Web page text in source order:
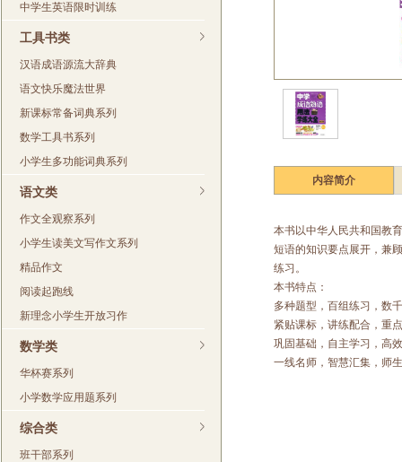
中学生英语限时训练
工具书类
汉语成语源流大辞典
语文快乐魔法世界
新课标常备词典系列
数学工具书系列
小学生多功能词典系列
语文类
作文全观察系列
小学生读美文写作文系列
精品作文
阅读起跑线
新理念小学生开放习作
数学类
华杯赛系列
小学数学应用题系列
综合类
班干部系列
内容简介
本书以中华人民共和国教
短语的知识要点展开，兼
练习。
本书特点：
多种题型，百组练习，数
紧贴课标，讲练配合，重
巩固基础，自主学习，高
一线名师，智慧汇集，师